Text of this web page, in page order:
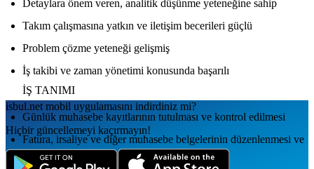
Detaylara önem veren, analitik düşünme yeteneğine sahip
Takım çalışmasına yatkın ve iletişim becerileri güçlü
Problem çözme yeteneği gelişmiş
İş takibi ve zaman yönetimi konusunda başarılı
İŞ TANIMI
Günlük muhasebe kayıtlarının tutulması ve kontrol edilmesi
Fatura, irsaliye ve diğer muhasebe belgelerinin düzenlenmesi ve
arşivlenmesi
isbul.net mobil uygulamаsını indirdiniz mi?
Hiçbir güncellemeyi kaçırmayın!